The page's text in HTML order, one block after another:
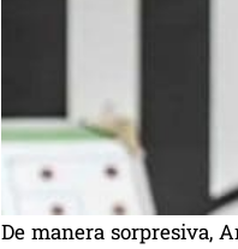
De manera sorpresiva,